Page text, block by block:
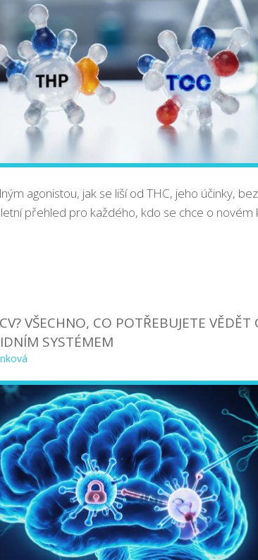
agonistou, jak se liší od THC, jeho účinky,
přehled pro každého, kdo se chce o novém
VŠECHNO, CO POTŘEBUJETE VĚDĚT
SYSTÉMEM